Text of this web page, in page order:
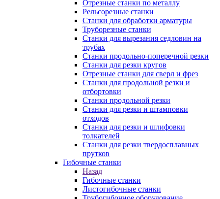
Отрезные станки по металлу
Рельсорезные станки
Станки для обработки арматуры
Труборезные станки
Станки для вырезания седловин на
трубаx
Станки продольно-поперечной резки
Станки для резки кругов
Отрезные станки для сверл и фрез
Станки для продольной резки и
отбортовки
Станки продольной резки
Станки для резки и штамповки
отходов
Станки для резки и шлифовки
толкателей
Станки для резки твердосплавных
прутков
Гибочные станки
Назад
Гибочные станки
Листогибочные станки